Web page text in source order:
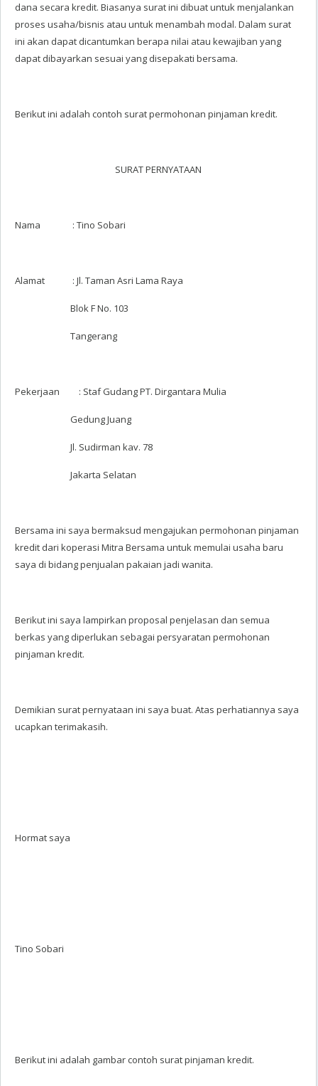
dana secara kredit. Biasanya surat ini dibuat untuk menjalankan
proses usaha/bisnis atau untuk menambah modal. Dalam surat
ini akan dapat dicantumkan berapa nilai atau kewajiban yang
dapat dibayarkan sesuai yang disepakati bersama.
Berikut ini adalah contoh surat permohonan pinjaman kredit.
SURAT PERNYATAAN
Nama : Tino Sobari
Alamat : Jl. Taman Asri Lama Raya
Blok F No. 103
Tangerang
Pekerjaan : Staf Gudang PT. Dirgantara Mulia
Gedung Juang
Jl. Sudirman kav. 78
Jakarta Selatan
Bersama ini saya bermaksud mengajukan permohonan pinjaman
kredit dari koperasi Mitra Bersama untuk memulai usaha baru
saya di bidang penjualan pakaian jadi wanita.
Berikut ini saya lampirkan proposal penjelasan dan semua
berkas yang diperlukan sebagai persyaratan permohonan
pinjaman kredit.
Demikian surat pernyataan ini saya buat. Atas perhatiannya saya
ucapkan terimakasih.
Hormat saya
Tino Sobari
Berikut ini adalah gambar contoh surat pinjaman kredit.